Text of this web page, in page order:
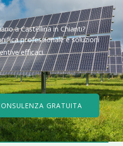
a Castellina in Chianti?​
professionale e soluzioni
efficaci.​
GRATUITA